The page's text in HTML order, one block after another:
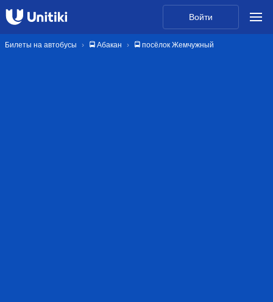
Войти
Билеты на автобусы 🚍 Абакан 🚍 посёлок Жемчужный